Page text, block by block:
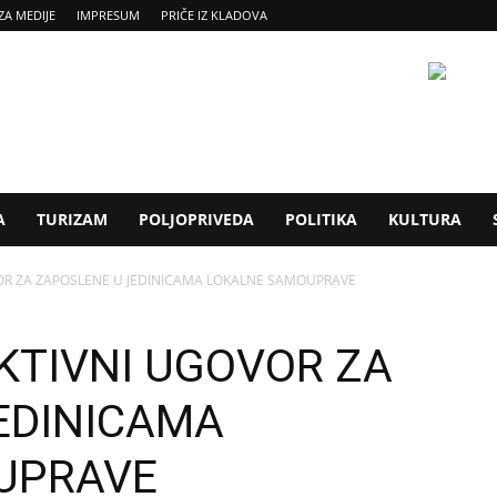
MEDIJE IMPRESUM PRIČE IZ KLADOVA
TURIZAM POLJOPRIVEDA POLITIKA KULTURA
ZA ZAPOSLENE U JEDINICAMA LOKALNE SAMOUPRAVE
UGOVOR ZA